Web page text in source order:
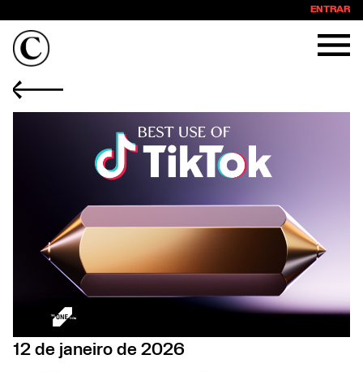
ENTRAR
12 de janeiro de 2026